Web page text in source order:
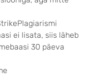
ei lisata, siis läheb
30 päeva